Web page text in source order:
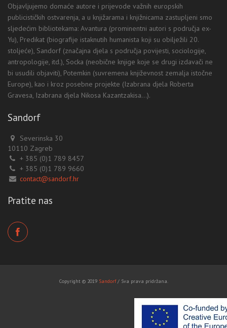
Objavljujemo domaće autore i prijevode važnih europskih
publicističkih ostvarenja, a u knjižarama i knjižnicama zastupljeni smo
sljedećim bibliotekama: Avantura (prominentni autori s područja ex-
Yu), Predikat (biografije istaknutih humanista koji su obilježili 20.
stoljeće), Sandorf (značajna djela s područja povijesti, sociologije,
antropologije, itd.), Socka (neobične knjige koje se drugi izdavači ne
bi usudili objaviti), Potemkin (suvremena književnost zemalja istočne
Europe), kao i kroz posebne projekte (Izabrana djela Roberta
Gravesa, Izabrana djela Nikosa Kazantzakisa...).
Sandorf
Severinska 30
10110 Zagreb
+ 385 (0)1 789 8457
+ 385 (0)1 789 9660
contact@sandorf.hr
Pratite nas
Copyright © 2019 Sandorf/ Sva prava pridržana.